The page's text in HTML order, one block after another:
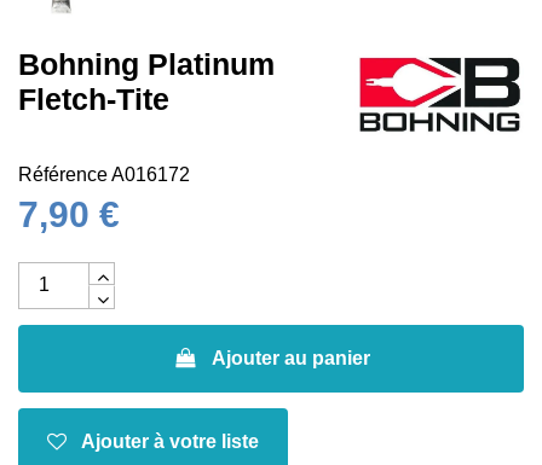
Bohning Platinum
Fletch-Tite
RéférenceA016172
7,90 €
Ajouter au panier